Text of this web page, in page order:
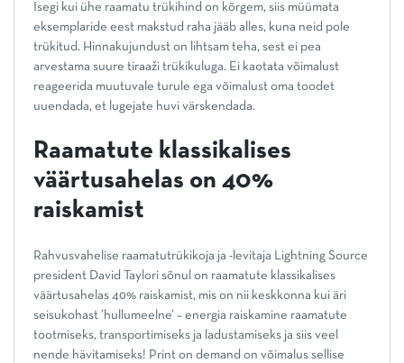
Isegi kui ühe raamatu trükihind on kõrgem, siis müümata
eksemplaride eest makstud raha jääb alles, kuna neid pole
trükitud. Hinnakujundust on lihtsam teha, sest ei pea
arvestama suure tiraaži trükikuluga. Ei kaotata võimalust
reageerida muutuvale turule ega võimalust oma toodet
uuendada, et lugejate huvi värskendada.
Raamatute klassikalises
väärtusahelas on 40%
raiskamist
Rahvusvahelise raamatutrükikoja ja -levitaja Lightning Source
president David Taylori sõnul on raamatute klassikalises
väärtusahelas 40% raiskamist, mis on nii keskkonna kui äri
seisukohast ’hullumeelne’ – energia raiskamine raamatute
tootmiseks, transportimiseks ja ladustamiseks ja siis veel
nende hävitamiseks! Print on demand on võimalus sellise